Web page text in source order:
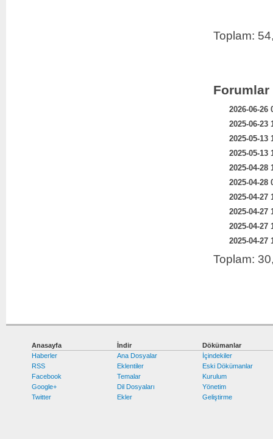
Toplam:
Forumlar
2026-06-26
2025-06-23
2025-05-13
2025-05-13
2025-04-28
2025-04-28
2025-04-27
2025-04-27
2025-04-27
2025-04-27
Toplam:
Anasayfa
Haberler
RSS
Facebook
Google+
Twitter
İndir
Ana Dosyalar
Eklentiler
Temalar
Dil Dosyaları
Ekler
Dökümanlar
İçindekiler
Eski Dökümanlar
Kurulum
Yönetim
Geliştirme